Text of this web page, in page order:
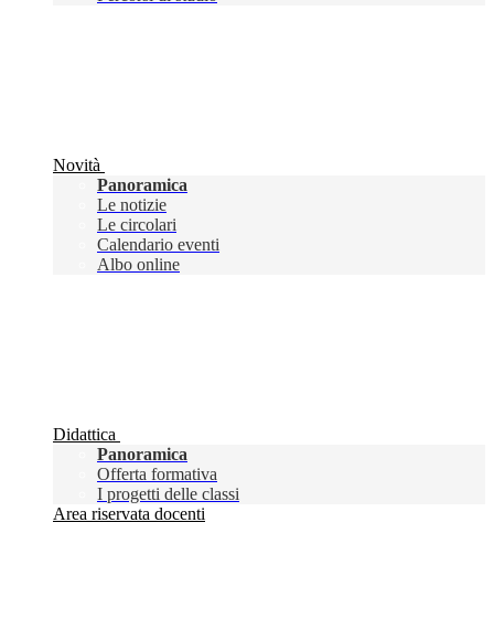
Novità
Panoramica
Le notizie
Le circolari
Calendario eventi
Albo online
Didattica
Panoramica
Offerta formativa
I progetti delle classi
Area riservata docenti